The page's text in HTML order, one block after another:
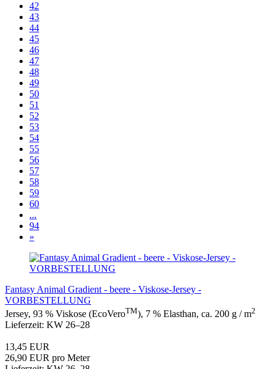
42
43
44
45
46
47
48
49
50
51
52
53
54
55
56
57
58
59
60
...
94
»
Fantasy Animal Gradient - beere - Viskose-Jersey -
VORBESTELLUNG
Jersey, 93 % Viskose (EcoVeroTM), 7 % Elasthan, ca. 200 g / m2
Lieferzeit: KW 26–28
13,45 EUR
26,90 EUR pro Meter